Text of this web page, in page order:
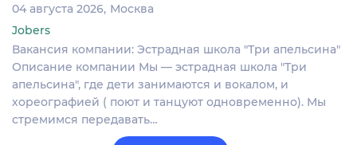
04 августа 2026 Москва
Jobers
Вакансия компании: Эстрадная школа "Три апельсина"
Описание компании Мы — эстрадная школа "Три
апельсина", где дети занимаются и вокалом, и
хореографией ( поют и танцуют одновременно). Мы
стремимся передавать…